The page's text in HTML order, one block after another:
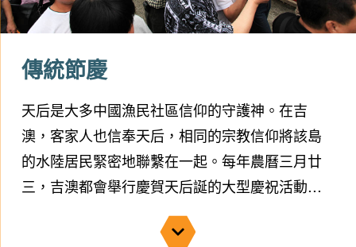
1960年代人口最興旺，居民逾6,000人。
傳統節慶
天后是大多中國漁民社區信仰的守護神。在吉
澳，客家人也信奉天后，相同的宗教信仰將該島
的水陸居民緊密地聯繫在一起。每年農曆三月廿
三，吉澳都會舉行慶賀天后誕的大型慶祝活動。
天后巡遊是其中最重要的活動之一，由銅鑼手和
麒麟隊開路，遊行隊伍抬著天后衙轎，由天后宮